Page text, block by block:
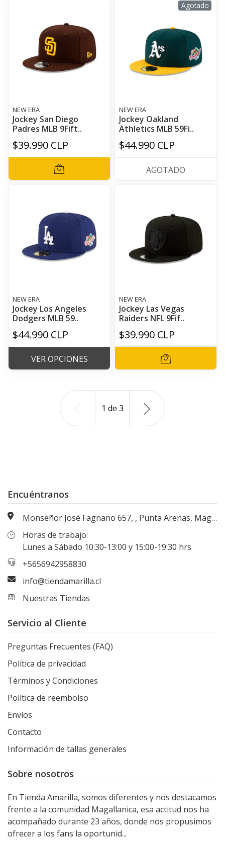
NEW ERA
Jockey San Diego
Padres MLB 9Fift..
$39.990 CLP
Agotado
NEW ERA
Jockey Oakland
Athletics MLB 59Fi..
$44.990 CLP
AGOTADO
NEW ERA
Jockey Los Angeles
Dodgers MLB 59..
$44.990 CLP
VER OPCIONES
NEW ERA
Jockey Las Vegas
Raiders NFL 9Fif..
$39.990 CLP
1 de 3
Encuéntranos
Monseñor José Fagnano 657, , Punta Arenas, Magallanes, Chile
Horas de trabajo:
Lunes a Sábado 10:30-13:00 y 15:00-19:30 hrs
+5656942958830
info@tiendamarilla.cl
Nuestras Tiendas
Servicio al Cliente
Preguntas Frecuentes (FAQ)
Política de privacidad
Términos y Condiciones
Política de reembolso
Envíos
Contacto
Información de tallas generales
Sobre nosotros
En Tienda Amarilla, somos diferentes y nos destacamos
frente a la comunidad Magallanica, esa actitud nos ha
acompañado durante 23 años, donde nos propusimos
ofrecer a los fans la oportunid...